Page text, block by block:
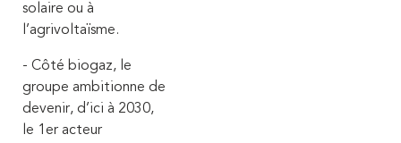
solaire ou à
l’agrivoltaïsme.
- Côté biogaz, le
groupe ambitionne de
devenir, d’ici à 2030,
le 1er acteur